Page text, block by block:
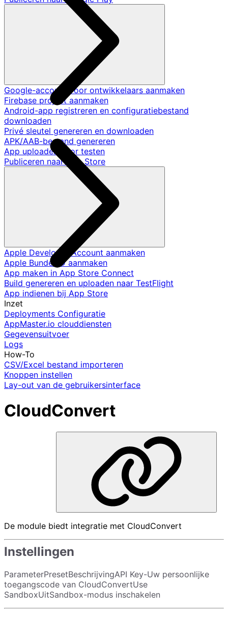
Google-account voor ontwikkelaars aanmaken
Firebase project aanmaken
Android-app registreren en configuratiebestand
downloaden
Privé sleutel genereren en downloaden
APK/AAB-bestand genereren
App uploaden voor testen
Publiceren naar App Store
Apple Developer Account aanmaken
Apple Bundel ID aanmaken
App maken in App Store Connect
Build genereren en uploaden naar TestFlight
App indienen bij App Store
Inzet
Deployments Configuratie
AppMaster.io clouddiensten
Gegevensuitvoer
Logs
How-To
CSV/Excel bestand importeren
Knoppen instellen
Lay-out van de gebruikersinterface
CloudConvert
De module biedt integratie met CloudConvert
Instellingen
ParameterPresetBeschrijvingAPI Key-Uw persoonlijke
toegangscode van CloudConvertUse
SandboxUitSandbox-modus inschakelen